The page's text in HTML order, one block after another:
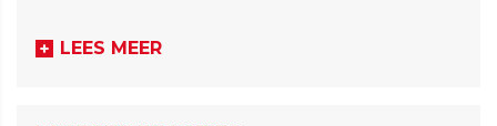
LEES MEER